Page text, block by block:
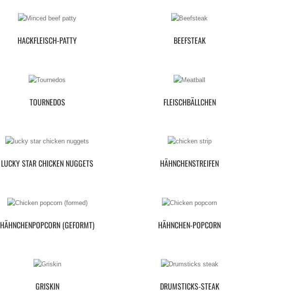
HACKFLEISCH-PATTY BEEFSTEAK
TOURNEDOS FLEISCHBÄLLCHEN
LUCKY STAR CHICKEN NUGGETS HÄHNCHENSTREIFEN
HÄHNCHENPOPCORN (GEFORMT) HÄHNCHEN-POPCORN
GRISKIN DRUMSTICKS-STEAK